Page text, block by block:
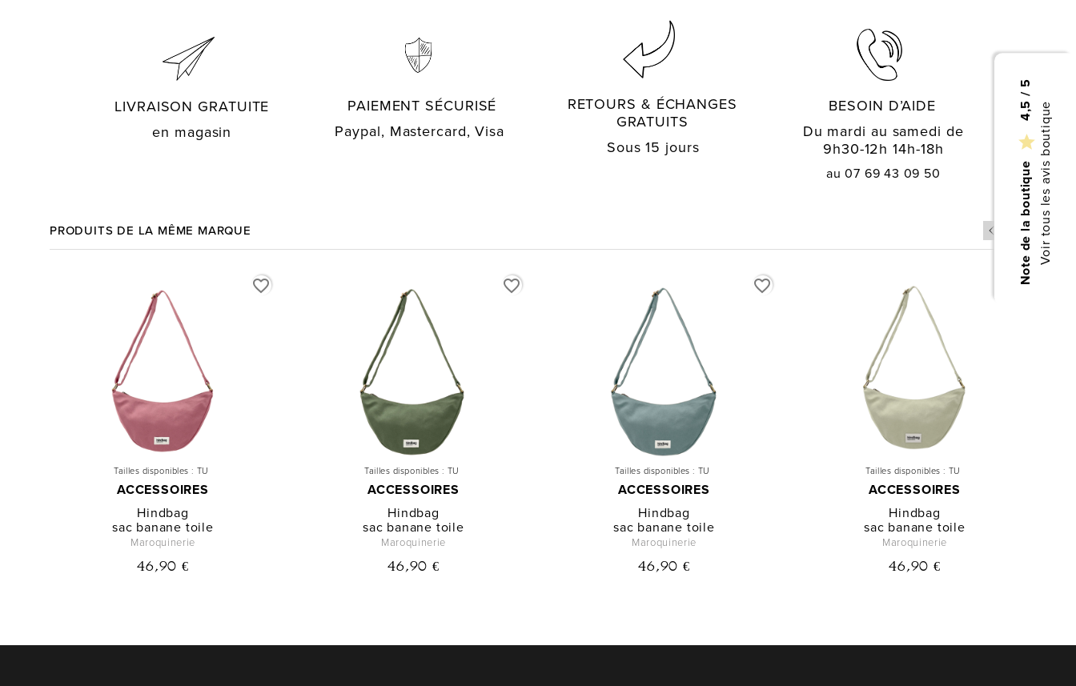
Note de la boutique

4,5 / 5
Voir tous les avis boutique
LIVRAISON GRATUITE
en magasin
PAIEMENT SÉCURISÉ
Paypal, Mastercard, Visa
RETOURS & ÉCHANGES
GRATUITS
Sous 15 jours
BESOIN D’AIDE
Du mardi au samedi de
9h30-12h 14h-18h
au 07 69 43 09 50
PRODUITS DE LA MÊME MARQUE
Tailles disponibles : TU
ACCESSOIRES
Hindbag
sac banane toile
Maroquinerie
46,90 €
favorite_border
Tailles disponibles : TU
ACCESSOIRES
Hindbag
sac banane toile
Maroquinerie
46,90 €
favorite_border
Tailles disponibles : TU
ACCESSOIRES
Hindbag
sac banane toile
Maroquinerie
46,90 €
favorite_border
Tailles disponibles : TU
ACCESSOIRES
Hindbag
sac banane toile
Maroquinerie
46,90 €
favorite_border